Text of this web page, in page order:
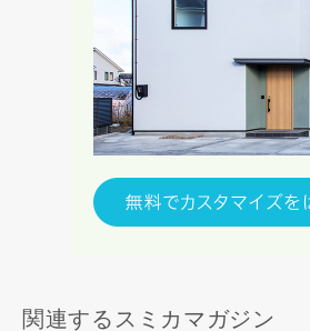
関連するスミカマガジン